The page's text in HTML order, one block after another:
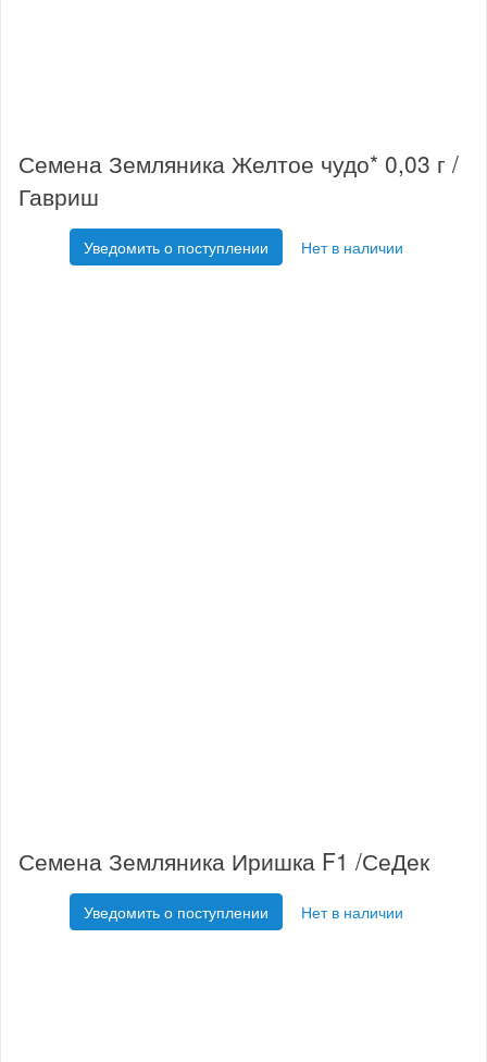
Семена Земляника Желтое чудо* 0,03 г /
Гавриш
Уведомить о поступлении Нет в наличии
Семена Земляника Иришка F1 /СеДек
Уведомить о поступлении Нет в наличии